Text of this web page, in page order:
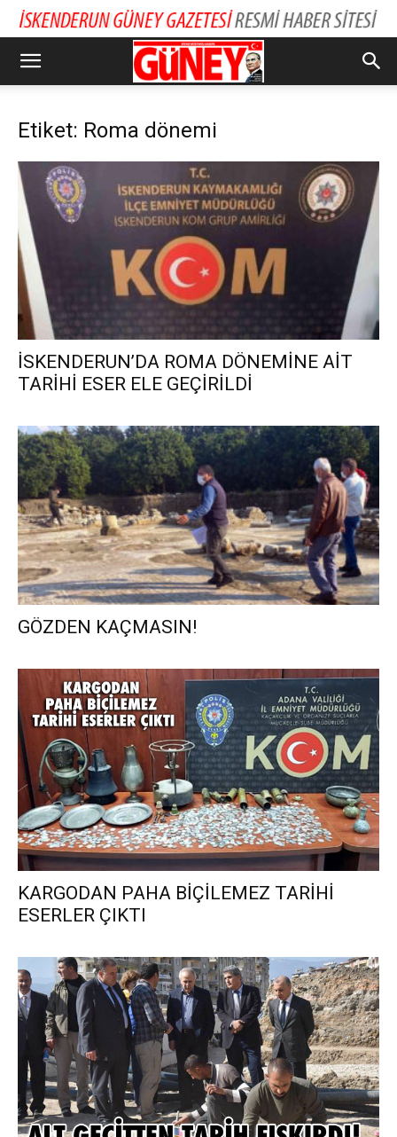
Etiket: Roma dönemi
İSKENDERUN’DA ROMA DÖNEMİNE AİT
TARİHİ ESER ELE GEÇİRİLDİ
GÖZDEN KAÇMASIN!
KARGODAN PAHA BİÇİLEMEZ TARİHİ
ESERLER ÇIKTI